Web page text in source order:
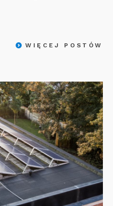
WIĘCEJ POSTÓW